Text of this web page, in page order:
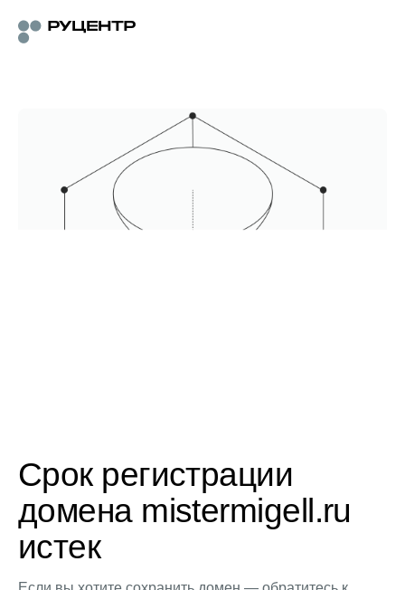
Срок регистрации
домена mistermigell.ru
истек